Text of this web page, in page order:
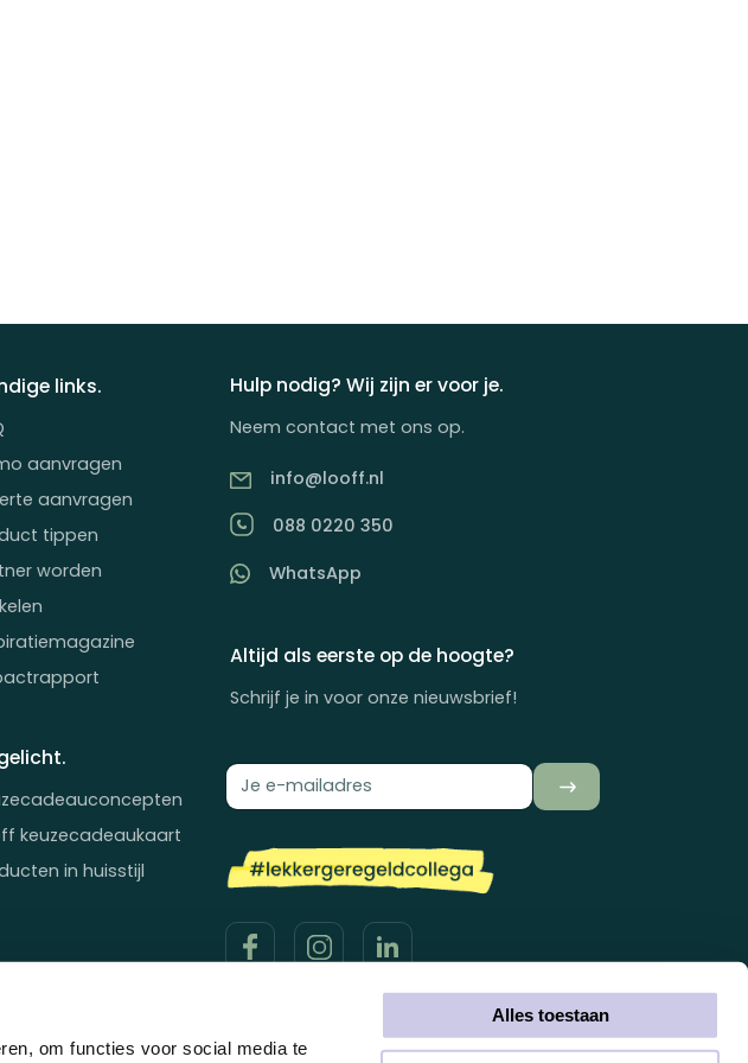
om functies voor social media te
Alles toestaan
links.
aanvragen
aanvragen
tippen
worden
keuzecadeaukaart
in huisstijl
Hulp nodig? Wij zijn er voor je.
Neem contact met ons op.
info@looff.nl
088 0220 350
WhatsApp
Altijd als eerste op de hoogte?
Schrijf je in voor onze nieuwsbrief!